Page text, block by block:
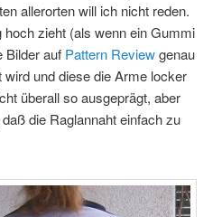
allerorten will ich nicht reden.
zieht (als wenn ein Gummi
Bilder auf Pattern Reviewgenau
und diese die Arme locker
überall so ausgeprägt, aber
die Raglannaht einfach zu